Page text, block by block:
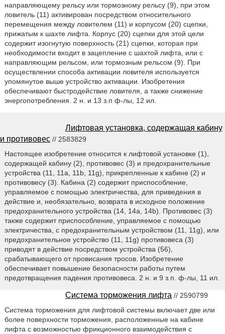
направляющему рельсу или тормозному рельсу (9), при этом
ловитель (11) активирован посредством относительного
перемещения между ловителем (11) и корпусом (20) сцепки,
прижатым к шахте лифта. Корпус (20) сцепки для этой цели
содержит изогнутую поверхность (21) сцепки, которая при
необходимости входит в зацепление с шахтой лифта, или с
направляющим рельсом, или тормозным рельсом (9). При
осуществлении способа активации ловителя используется
упомянутое выше устройство активации. Изобретения
обеспечивают быстродействие ловителя, а также снижение
энергопотребления. 2 н. и 13 з.п ф-лы, 12 ил.
Лифтовая установка, содержащая кабину
и противовес // 2583829
Настоящее изобретение относится к лифтовой установке (1),
содержащей кабину (2), противовес (3) и предохранительные
устройства (11, 11a, 11b, 11g), прикрепленные к кабине (2) и
противовесу (3). Кабина (2) содержит приспособление,
управляемое с помощью электричества, для приведения в
действие и, необязательно, возврата в исходное положение
предохранительного устройства (14, 14а, 14b). Противовес (3)
также содержит приспособление, управляемое с помощью
электричества, с предохранительным устройством (11, 11g), или
предохранительное устройство (11, 11g) противовеса (3)
приводят в действие посредством устройства (56),
срабатывающего от провисания тросов. Изобретение
обеспечивает повышение безопасности работы путем
предотвращения падения противовеса. 2 н. и 9 з.п. ф-лы, 11 ил.
Система торможения лифта // 2590799
Система торможения для лифтовой системы включает две или
более поверхности торможения, расположенные на кабине
лифта с возможностью фрикционного взаимодействия с